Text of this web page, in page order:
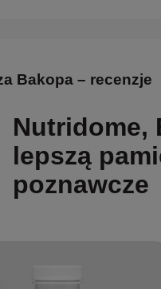
Bakopa – recenzje
Nutridome,
lepszą
poznawcze